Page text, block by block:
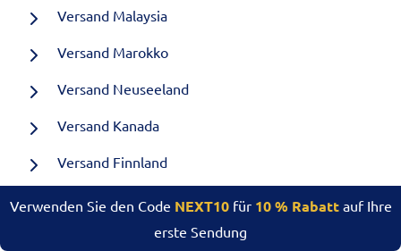
Verwenden Sie den Code NEXT10für 10 % Rabattauf Ihre
erste Sendung
Versand Malaysia
Versand Marokko
Versand Neuseeland
Versand Kanada
Versand Finnland
Versand Saudi-Arabien
Versand Hongkong